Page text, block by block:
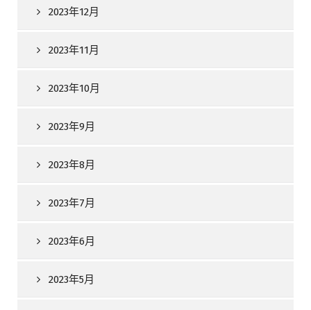
2023年12月
2023年11月
2023年10月
2023年9月
2023年8月
2023年7月
2023年6月
2023年5月